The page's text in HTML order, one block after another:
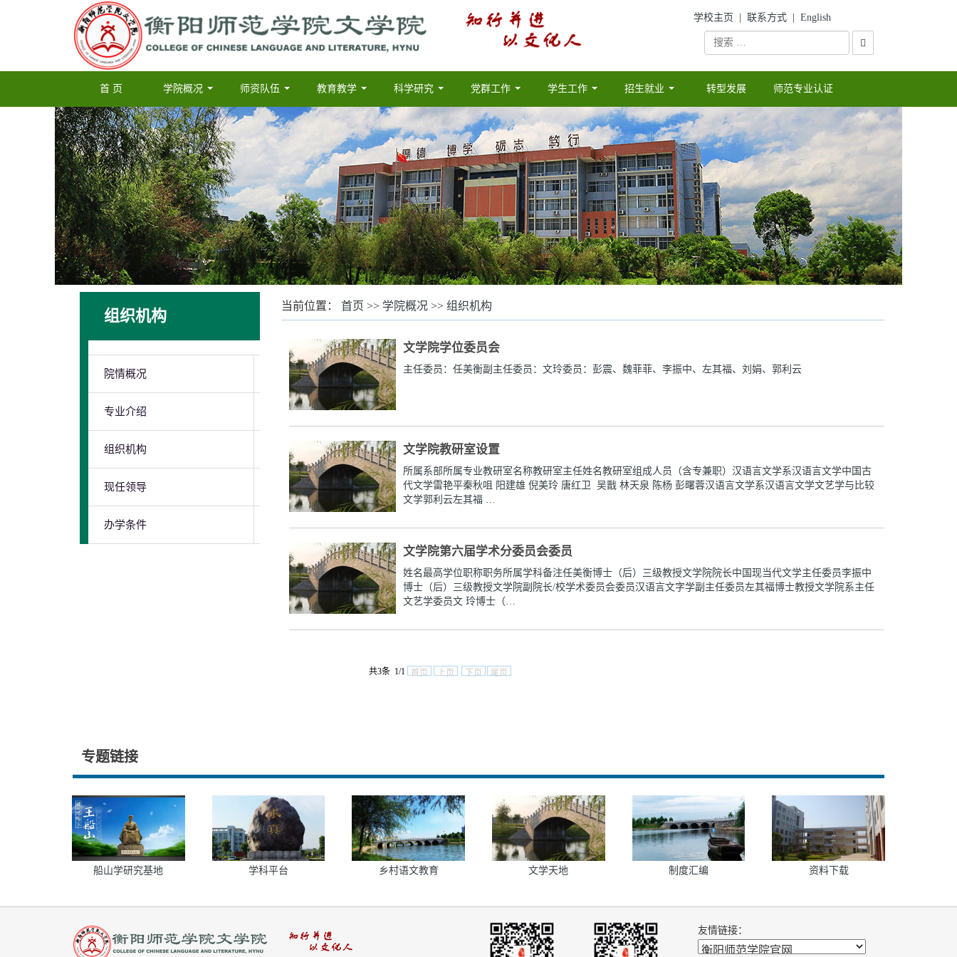
学校主页 联系方式 English
首 页 学院概况 师资队伍 教育教学 科学研究 党群工作 学生工作 招生就业 转型发展 师范专业认证
组织机构
院情概况
专业介绍
组织机构
现任领导
办学条件
当前位置： 首页 >> 学院概况>> 组织机构
文学院学位委员会
主任委员：任美衡副主任委员：文玲委员：彭震、魏菲菲、李振中、左其福、刘娟、郭利云
文学院教研室设置
所属系部所属专业教研室名称教研室主任姓名教研室组成人员（含专兼职）汉语言文学系汉语言文学中国古
代文学雷艳平秦秋咀 阳建雄 倪美玲 唐红卫 吴戬 林天泉 陈杨 彭曙蓉汉语言文学系汉语言文学文艺学与比较
文学郭利云左其福 …
文学院第六届学术分委员会委员
姓名最高学位职称职务所属学科备注任美衡博士（后）三级教授文学院院长中国现当代文学主任委员李振中
博士（后）三级教授文学院副院长/校学术委员会委员汉语言文字学副主任委员左其福博士教授文学院系主任
文艺学委员文 玲博士（…
共3条 1/1 首页 上页 下页 尾页
专题链接
船山学研究基地 学科平台 乡村语文教育 文学天地 制度汇编 资料下载
友情链接：